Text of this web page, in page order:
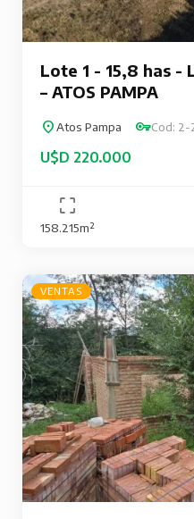
Lote 1 - 15,8 has -
– ATOS PAMPA
Atos Pampa Cod: 2-
U$D 220.000
158.215m²
VENTAS